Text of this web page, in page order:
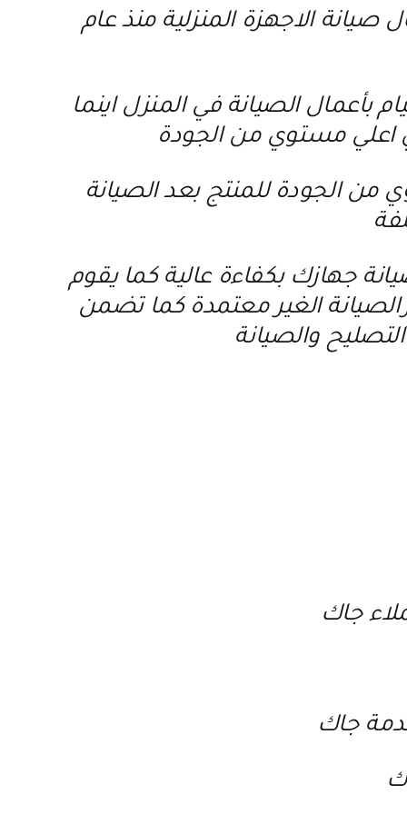
الاجهزة المنزلية منذ عام
الصيانة في المنزل اينما
اعلي مستوي من الجودة
من الجودة للمنتج بعد الصيانة
جهازك بكفاءة عالية كما يقوم
الغير معتمدة كما تضمن
والصيانة
جاك
جاك